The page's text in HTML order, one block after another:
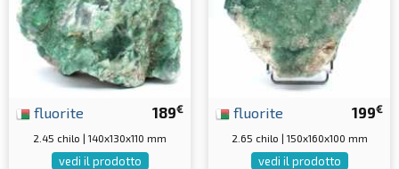
189€
fluorite
2.45 chilo | 140x130x110 mm
vedi il prodotto
199€
fluorite
2.65 chilo | 150x160x100 mm
vedi il prodotto